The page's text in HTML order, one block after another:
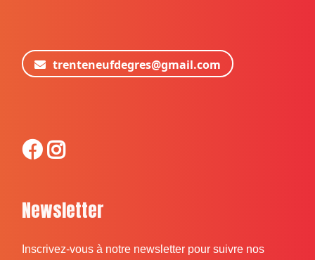
trenteneufdegres@gmail.com
Newsletter
Inscrivez-vous à notre newsletter pour suivre nos